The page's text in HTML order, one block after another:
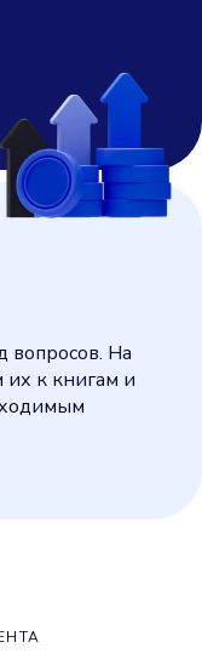
вопросов. На
их к книгам и